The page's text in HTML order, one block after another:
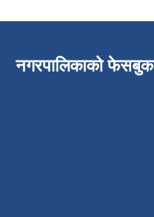
नगरपालिकाको फेसबुक